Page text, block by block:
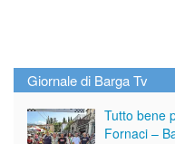
Giornale di Barga Tv
Tutto bene
Fornaci –